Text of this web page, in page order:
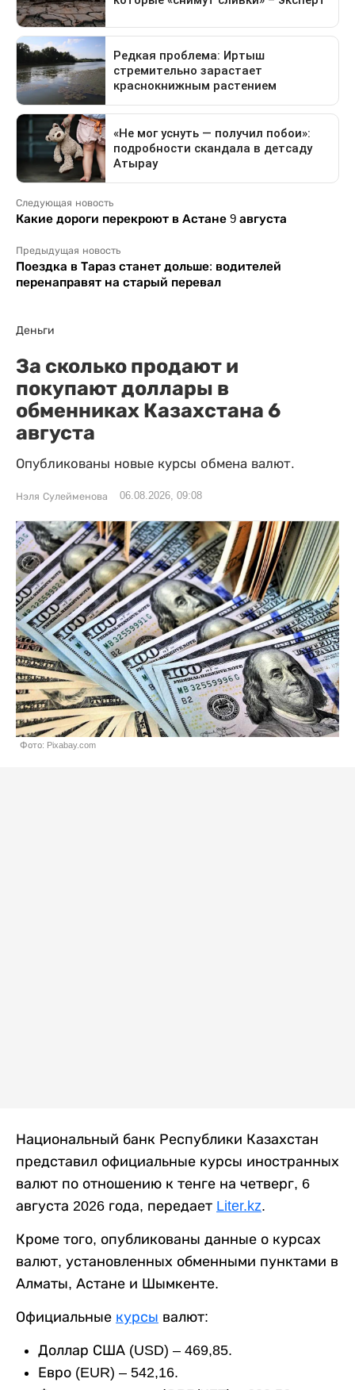
Следующая новость
Какие дороги перекроют в Астане 9 августа
Предыдущая новость
Поездка в Тараз станет дольше: водителей
перенаправят на старый перевал
Деньги
За сколько продают и
покупают доллары в
обменниках Казахстана 6
августа
Опубликованы новые курсы обмена валют.
Нэля Сулейменова 06.08.2026, 09:08
Фото: Pixabay.com
Национальный банк Республики Казахстан
представил официальные курсы иностранных
валют по отношению к тенге на четверг, 6
августа 2026 года, передает Liter.kz.
Кроме того, опубликованы данные о курсах
валют, установленных обменными пунктами в
Алматы, Астане и Шымкенте.
Официальные курсы валют:
Доллар США (USD) – 469,85.
Евро (EUR) – 542,16.